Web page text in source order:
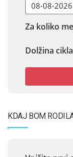
Za koliko
Dolžina cikla
KDAJ BOM